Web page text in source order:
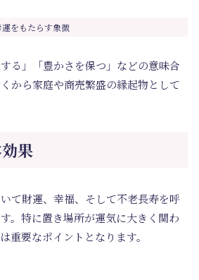
をもたらす象徴
る」「豊かさを保つ」などの意味合
から家庭や商売繁盛の縁起物として
果
て財運、幸福、そして不老長寿を呼
。特に置き場所が運気に大きく関わ
重要なポイントとなります。